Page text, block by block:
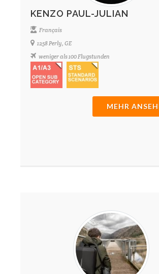
KENZO PAUL-JULIAN
Français
1258 Perly, GE
weniger als 100 Flugstunden
MEHR